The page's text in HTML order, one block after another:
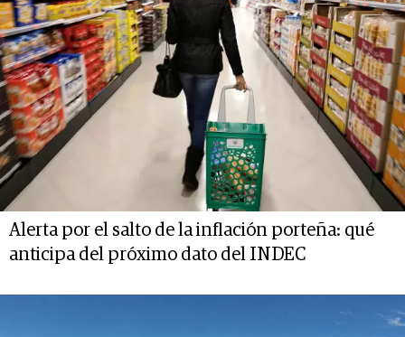
Alerta por el salto de la inflación porteña: qué
anticipa del próximo dato del INDEC